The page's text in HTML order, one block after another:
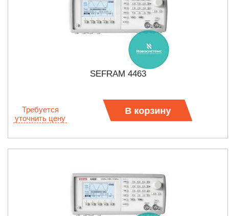
SEFRAM 4463
Требуется
уточнить цену
В корзину